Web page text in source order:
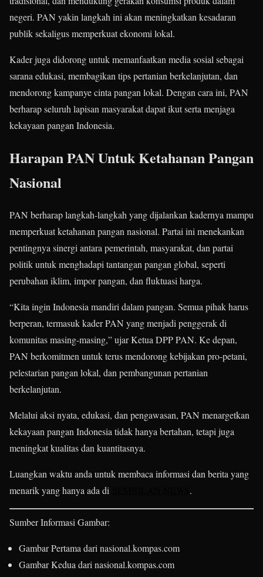
negeri. PAN yakin langkah ini akan meningkatkan kesadaran
publik sekaligus memperkuat ekonomi lokal.
Kader juga didorong untuk memanfaatkan media sosial sebagai
sarana edukasi, membagikan tips pertanian berkelanjutan, dan
mendorong kampanye cinta pangan lokal. Dengan cara ini, PAN
berharap seluruh lapisan masyarakat dapat ikut serta menjaga
kekayaan pangan Indonesia.
Harapan PAN Untuk Ketahanan Pangan
Nasional
PAN berharap langkah-langkah yang dijalankan kadernya mampu
memperkuat ketahanan pangan nasional. Partai ini menekankan
pentingnya sinergi antara pemerintah, masyarakat, dan partai
politik untuk menghadapi tantangan pangan global, seperti
perubahan iklim, impor pangan, dan fluktuasi harga.
“Kita ingin Indonesia mandiri dalam pangan. Semua pihak harus
berperan, termasuk kader PAN yang menjadi penggerak di
komunitas masing-masing,” ujar Ketua DPP PAN. Ke depan,
PAN berkomitmen untuk terus mendorong kebijakan pro-petani,
pelestarian pangan lokal, dan pembangunan pertanian
berkelanjutan.
Melalui aksi nyata, edukasi, dan pengawasan, PAN menargetkan
kekayaan pangan Indonesia tidak hanya bertahan, tetapi juga
meningkat kualitas dan kuantitasnya.
Luangkan waktu anda untuk membaca informasi dan berita yang
menarik yang hanya ada di
.
Sumber Informasi Gambar:
Gambar Pertama dari nasional.kompas.com
Gambar Kedua dari nasional.kompas.com